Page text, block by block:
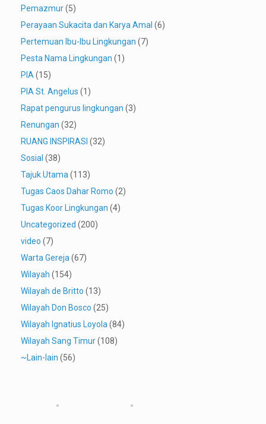
Pemazmur(5)
Perayaan Sukacita dan Karya Amal (6)
Pertemuan Ibu-Ibu Lingkungan (7)
Pesta Nama Lingkungan (1)
PIA (15)
PIA St. Angelus (1)
Rapat pengurus lingkungan (3)
Renungan (32)
RUANG INSPIRASI (32)
Sosial (38)
Tajuk Utama (113)
Tugas Caos Dahar Romo (2)
Tugas Koor Lingkungan (4)
Uncategorized (200)
video (7)
Warta Gereja (67)
Wilayah (154)
Wilayah de Britto (13)
Wilayah Don Bosco (25)
Wilayah Ignatius Loyola (84)
Wilayah Sang Timur(108)
~Lain-lain (56)